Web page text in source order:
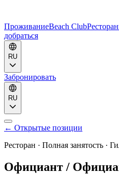
ПроживаниеBeach Club
добраться
RU
Забронировать
RU
← Открытые позиции
Ресторан · Полная занятость ·
Официант /